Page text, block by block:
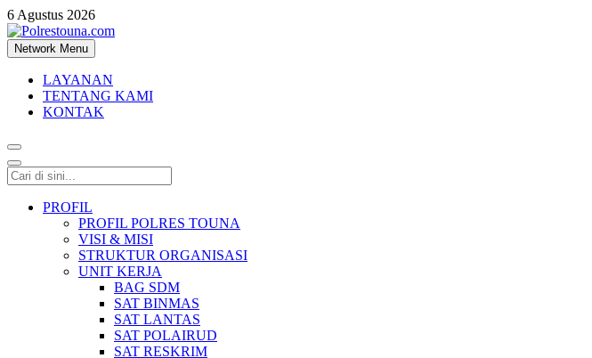
6 Agustus 2026
Polrestouna.com
Informasi Layanan Publik
Network Menu
LAYANAN
TENTANG KAMI
KONTAK
PROFIL
PROFIL POLRES TOUNA
VISI & MISI
STRUKTUR ORGANISASI
UNIT KERJA
BAG SDM
SAT BINMAS
SAT LANTAS
SAT POLAIRUD
SAT RESKRIM